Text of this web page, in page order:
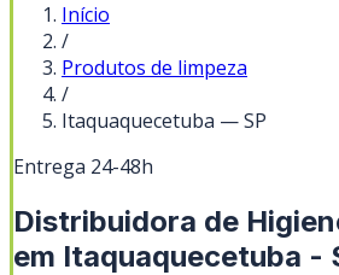
Início
/
Produtos de limpeza
/
Itaquaquecetuba —SP
Entrega 24-48h
Distribuidora de
em Itaquaquecetuba -